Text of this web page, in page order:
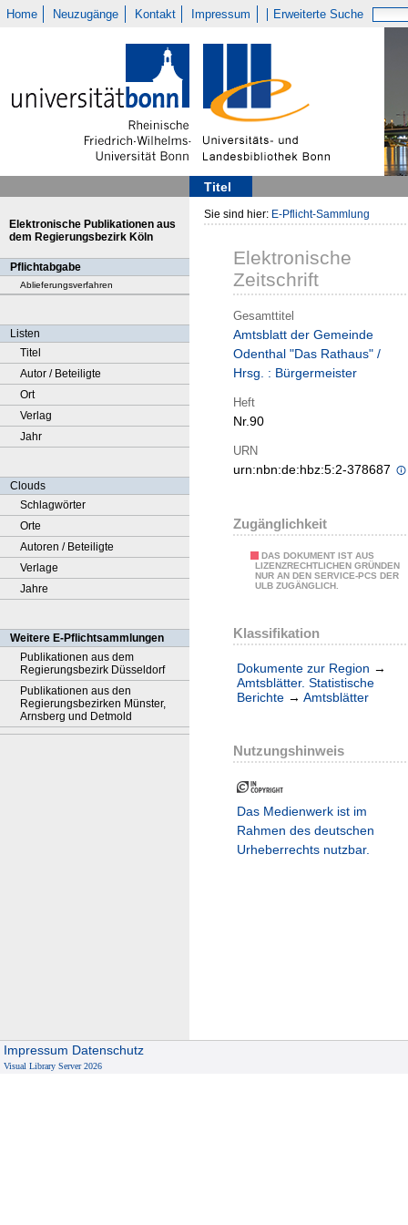
Home Neuzugänge Kontakt Impressum Erweiterte Suche
Titel
Elektronische Publikationen aus
dem Regierungsbezirk Köln
Pflichtabgabe
Ablieferungsverfahren
Listen
Titel
Autor / Beteiligte
Ort
Verlag
Jahr
Clouds
Schlagwörter
Orte
Autoren / Beteiligte
Verlage
Jahre
Weitere E-Pflichtsammlungen
Publikationen aus dem
Regierungsbezirk Düsseldorf
Publikationen aus den
Regierungsbezirken Münster,
Arnsberg und Detmold
Sie sind hier: E-Pflicht-Sammlung
Elektronische
Zeitschrift
Gesamttitel
Amtsblatt der Gemeinde
Odenthal "Das Rathaus" /
Hrsg. : Bürgermeister
Heft
Nr.90
URN
urn:nbn:de:hbz:5:2-378687
Zugänglichkeit
DAS DOKUMENT IST AUS
LIZENZRECHTLICHEN GRÜNDEN
NUR AN DEN SERVICE-PCS DER
ULB ZUGÄNGLICH.
Klassifikation
Dokumente zur Region →
Amtsblätter. Statistische
Berichte → Amtsblätter
Nutzungshinweis
Das Medienwerk ist im
Rahmen des deutschen
Urheberrechts nutzbar.
Impressum Datenschutz
Visual Library Server 2026